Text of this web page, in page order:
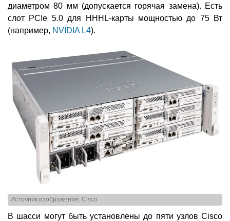
диаметром 80 мм (допускается горячая замена). Есть
слот PCIe 5.0 для HHHL-карты мощностью до 75 Вт
(например, NVIDIA L4).
Источник изображения: Cisco
В шасси могут быть установлены до пяти узлов Cisco